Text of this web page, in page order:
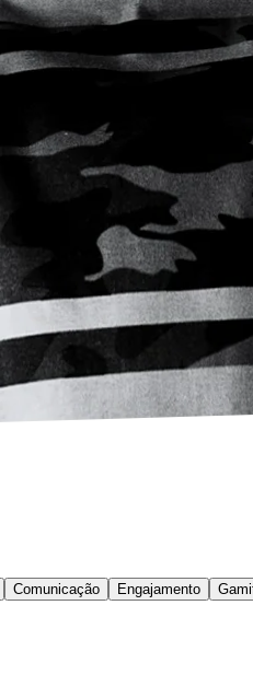
Comunicação Engajamento